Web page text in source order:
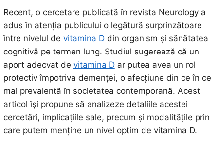
Recent, o cercetare publicată în revista Neurology a
adus în atenția publicului o legătură surprinzătoare
între nivelul de vitamina Ddin organism și sănătatea
cognitivă pe termen lung. Studiul sugerează că un
aport adecvat de vitamina Dar putea avea un rol
protectiv împotriva demenței, o afecțiune din ce în ce
mai prevalentă în societatea contemporană. Acest
articol își propune să analizeze detaliile acestei
cercetări, implicațiile sale, precum și modalitățile prin
care putem menține un nivel optim de vitamina D.